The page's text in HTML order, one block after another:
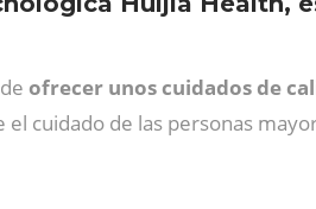
ofrecer unos cuidados de
cuidado de las personas